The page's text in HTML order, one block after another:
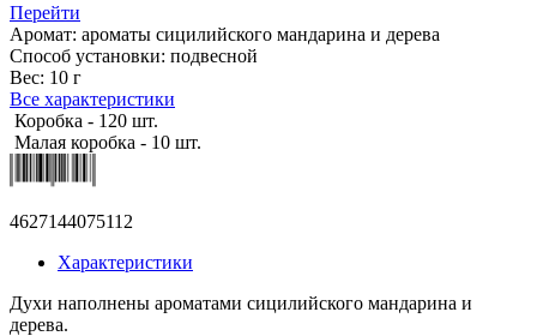
Перейти
Аромат: ароматы сицилийского мандарина и дерева
Способ установки: подвесной
Вес: 10 г
Все характеристики
Коробка - 120 шт.
Малая коробка - 10 шт.
4627144075112
Характеристики
Духи наполнены ароматами сицилийского мандарина и
дерева.